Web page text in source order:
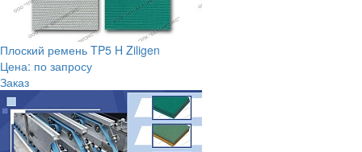
Плоский ремень TP5 H Ziligen
Цена: по запросу
Заказ